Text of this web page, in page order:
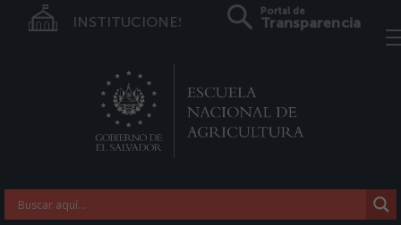
INSTITUCIONES
Portal de
Transparencia